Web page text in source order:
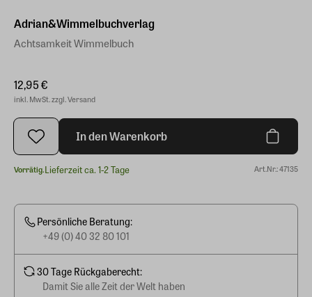
Adrian&Wimmelbuchverlag
Achtsamkeit Wimmelbuch
12,95 €
inkl. MwSt. zzgl. Versand
In den Warenkorb
Vorrätig.Lieferzeit ca. 1-2 Tage Art.Nr.: 47135
Persönliche Beratung:
+49 (0) 40 32 80 101
30 Tage Rückgaberecht:
Damit Sie alle Zeit der Welt haben